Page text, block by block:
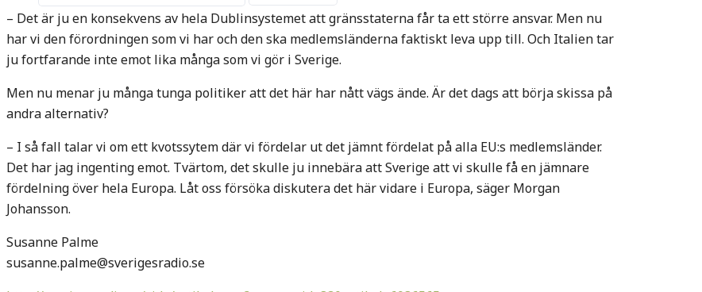
– Det är ju en konsekvens av hela Dublinsystemet att gränsstaterna får ta ett större ansvar. Men nu
har vi den förordningen som vi har och den ska medlemsländerna faktiskt leva upp till. Och Italien tar
ju fortfarande inte emot lika många som vi gör i Sverige.
Men nu menar ju många tunga politiker att det här har nått vägs ände. Är det dags att börja skissa på
andra alternativ?
– I så fall talar vi om ett kvotssytem där vi fördelar ut det jämnt fördelat på alla EU:s medlemsländer.
Det har jag ingenting emot. Tvärtom, det skulle ju innebära att Sverige att vi skulle få en jämnare
fördelning över hela Europa. Låt oss försöka diskutera det här vidare i Europa, säger Morgan
Johansson.
Susanne Palme
susanne.palme@sverigesradio.se